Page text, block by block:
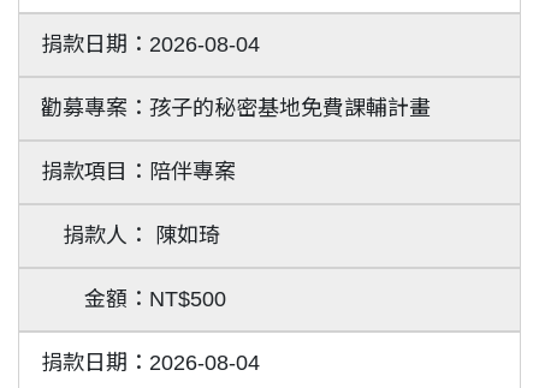
2026-08-04
孩子的秘密基地免費課輔計畫
陪伴專案
陳如琦
NT$500
2026-08-04